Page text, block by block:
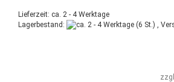
Lieferzeit: ca. 2 - 4 Werktage
Lagerbestand:
(6 St.) ,